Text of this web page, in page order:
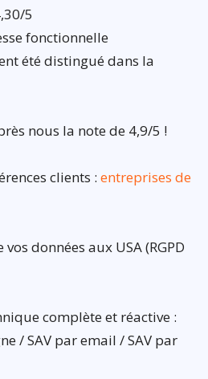
5
fonctionnelle
été distingué dans la
nous la note de 4,9/5 !
clients : entreprises de
données aux USA (RGPD
complète et réactive :
/ SAV par email / SAV par